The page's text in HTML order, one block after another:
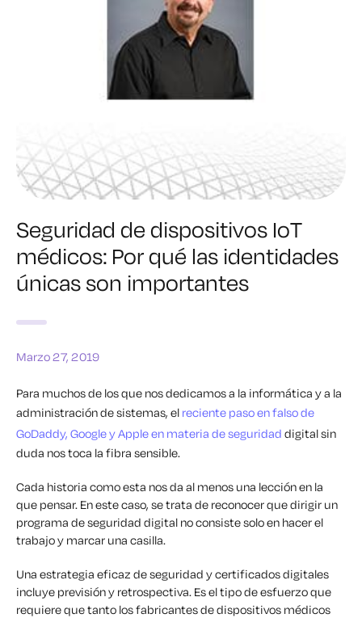
Seguridad de dispositivos IoT
médicos: Por qué las identidades
únicas son importantes
Marzo 27, 2019
Para muchos de los que nos dedicamos a la informática y a la
administración de sistemas, el reciente paso en falso de
GoDaddy, Google y Apple en materia de seguridad digital sin
duda nos toca la fibra sensible.
Cada historia como esta nos da al menos una lección en la
que pensar. En este caso, se trata de reconocer que dirigir un
programa de seguridad digital no consiste solo en hacer el
trabajo y marcar una casilla.
Una estrategia eficaz de seguridad y certificados digitales
incluye previsión y retrospectiva. Es el tipo de esfuerzo que
requiere que tanto los fabricantes de dispositivos médicos